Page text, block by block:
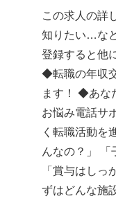
この求人の詳
知りたい…な
登録すると他
◆転職の年収
ます！ ◆あな
お悩み電話サ
く転職活動を
んなの？」 「
「賞与はし
ずはどんな施